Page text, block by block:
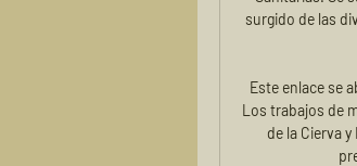
surgido de las
Este enlace se
Los trabajos de
de la Cierva